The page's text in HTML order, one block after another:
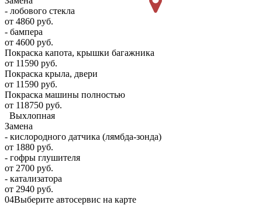
- лобового стекла
от 4860 руб.
- бампера
от 4600 руб.
Покраска капота, крышки багажника
от 11590 руб.
Покраска крыла, двери
от 11590 руб.
Покраска машины полностью
от 118750 руб.
Выхлопная
Замена
- кислородного датчика (лямбда-зонда)
от 1880 руб.
- гофры глушителя
от 2700 руб.
- катализатора
от 2940 руб.
04Выберите автосервис на карте